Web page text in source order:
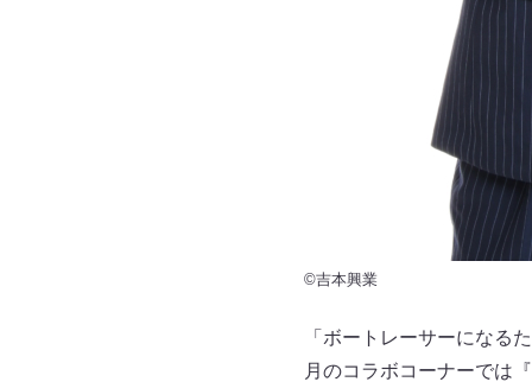
©吉本興業
「ボートレーサーになる
月のコラボコーナーでは